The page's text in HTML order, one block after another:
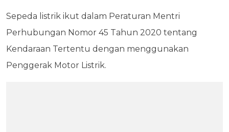
Sepeda listrik ikut dalam Peraturan Mentri
Perhubungan Nomor 45 Tahun 2020 tentang
Kendaraan Tertentu dengan menggunakan
Penggerak Motor Listrik.